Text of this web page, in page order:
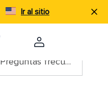
Ir al sitio
Busca en nuestras Preguntas frecuentes